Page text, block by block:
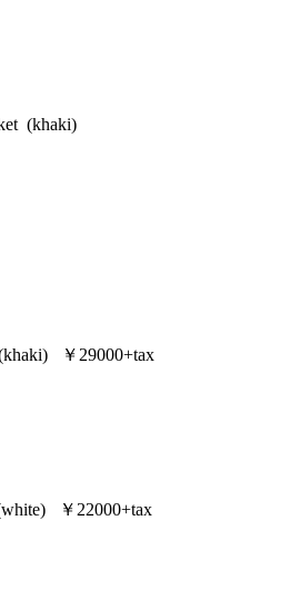
(khaki)
￥29000+tax
￥22000+tax